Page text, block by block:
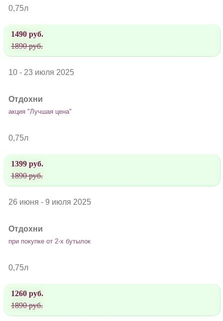
0,75л
1490 руб.
1890 руб.
10 - 23 июля 2025
Отдохни
акция "Лучшая цена"
0,75л
1399 руб.
1890 руб.
26 июня - 9 июля 2025
Отдохни
при покупке от 2-х бутылок
0,75л
1260 руб.
1890 руб.